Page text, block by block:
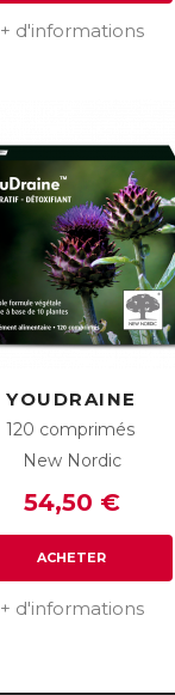
+ d'informations
YOUDRAINE
120 comprimés
New Nordic
54,50 €
ACHETER
+ d'informations